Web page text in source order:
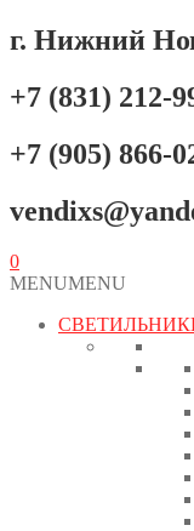
г. Нижний
+7 (831) 212-
+7 (905) 866-
0
MENUMENU